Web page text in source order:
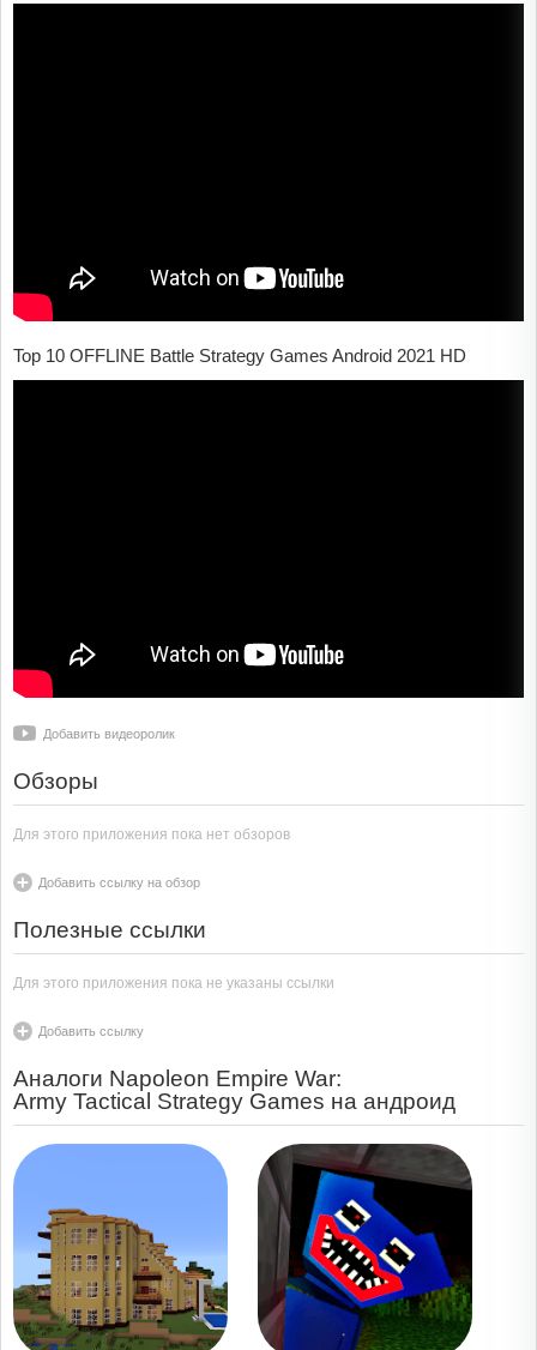
Top 10 OFFLINE Battle Strategy Games Android 2021 HD
Добавить видеоролик
Обзоры
Для этого приложения пока нет обзоров
Добавить ссылку на обзор
Полезные ссылки
Для этого приложения пока не указаны ссылки
Добавить ссылку
Аналоги Napoleon Empire War:
Army Tactical Strategy Games на андроид